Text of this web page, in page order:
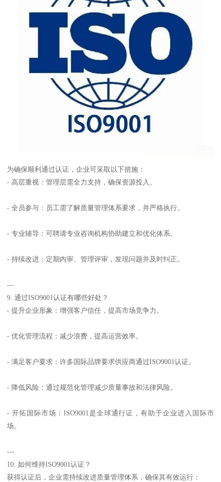
为确保顺利通过认证，企业可采取以下措施：
- 高层重视：管理层需全力支持，确保资源投入。
- 全员参与：员工需了解质量管理体系要求，并严格执行。
- 专业辅导：可聘请专业咨询机构协助建立和优化体系。
- 持续改进：定期内审、管理评审，发现问题并及时纠正。
---
9. 通过ISO9001认证有哪些好处？
- 提升企业形象：增强客户信任，提高市场竞争力。
- 优化管理流程：减少浪费，提高运营效率。
- 满足客户要求：许多国际品牌要求供应商通过ISO9001认证。
- 降低风险：通过规范化管理减少质量事故和法律风险。
- 开拓国际市场：ISO9001是全球通行证，有助于企业进入国际市
场。
---
10. 如何维持ISO9001认证？
获得认证后，企业需持续改进质量管理体系，确保其有效运行：